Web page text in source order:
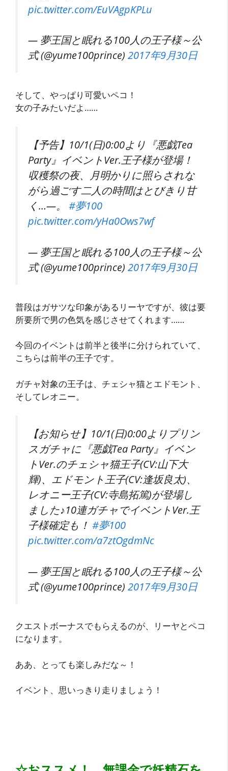
pic.twitter.com/EuVAgpKPLu
— 夢王国と眠れる100人の王子様～公
式 (@yume100prince) 2017年9月30日
そして、やっぱり可愛いペコ！
女の子みたいだよ……
【予告】10/1(日)0:00より『悪戯Tea
Party』イベントVer.王子様が登場！
収穫祭の夜、月明かりに照らされな
がら過ごす二人の時間はとびきり甘
く…―。 #夢100
pic.twitter.com/yHa0Ows7wf
— 夢王国と眠れる100人の王子様～公
式 (@yume100prince) 2017年9月30日
普段はガサツな印象があるリーヤですが、彼は要
所要所で男の色気を感じさせてくれます……
今回のイベントは前半と後半に分けられていて、
こちらは前半の王子です。
ガチャ対象の王子は、チェシャ猫とエドモント、
そしてレオニー。
【お知らせ】10/1(日)0:00よりプリン
スガチャに『悪戯Tea Party』イベン
トVer.のチェシャ猫王子(CV:山下大
輝)、エドモント王子(CV:逢坂良太)、
レオニー王子(CV:寺島拓篤)が登場し
ました♪10連ガチャでイベントVer.王
子様確定も！ #夢100
pic.twitter.com/a7ztOgdmNc
— 夢王国と眠れる100人の王子様～公
式 (@yume100prince) 2017年9月30日
クエストボーナスでもらえるのが、リーヤとペコ
になります。
ああ、とっても楽しみだな～！
イベント、思いっきり走りましょう！